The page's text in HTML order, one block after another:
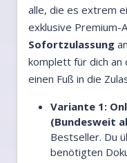
alle, die es extrem
exklusive Premium-
Sofortzulassung
komplett für dich an
einen Fuß in die
Variante 1:
(Bundesweit
Bestseller. Du
benötigten